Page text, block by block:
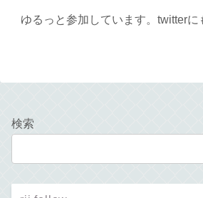
ゆるっと参加しています。twitterに
検索